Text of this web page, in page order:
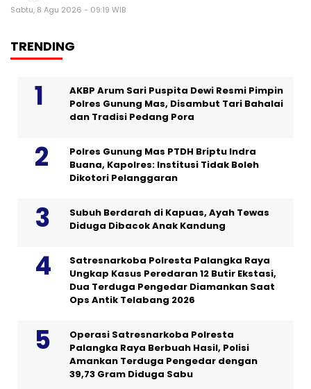
Sabtu, 8 Agu 2026 - 09:19 WIB
TRENDING
AKBP Arum Sari Puspita Dewi Resmi Pimpin
Polres Gunung Mas, Disambut Tari Bahalai
dan Tradisi Pedang Pora
Polres Gunung Mas PTDH Briptu Indra
Buana, Kapolres: Institusi Tidak Boleh
Dikotori Pelanggaran
Subuh Berdarah di Kapuas, Ayah Tewas
Diduga Dibacok Anak Kandung
Satresnarkoba Polresta Palangka Raya
Ungkap Kasus Peredaran 12 Butir Ekstasi,
Dua Terduga Pengedar Diamankan Saat
Ops Antik Telabang 2026
Operasi Satresnarkoba Polresta
Palangka Raya Berbuah Hasil, Polisi
Amankan Terduga Pengedar dengan
39,73 Gram Diduga Sabu